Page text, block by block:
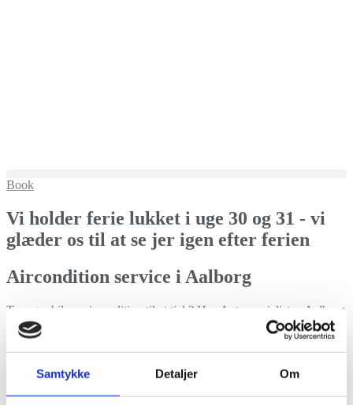
Samtykke Detaljer Om
Book
Vi holder ferie lukket i uge 30 og 31 - vi
glæder os til at se jer igen efter ferien
Aircondition service i Aalborg
Trænger bilens aircondition til et tjek? Hos Autospecialisten Aalborg
hjælper vi med aircondition service, fejlfinding og vedligeholdelse,
så du får et behageligt klima i bilen året rundt.
Ring 42 33 10 73